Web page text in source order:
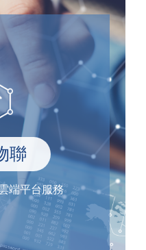
聯
端平台服務